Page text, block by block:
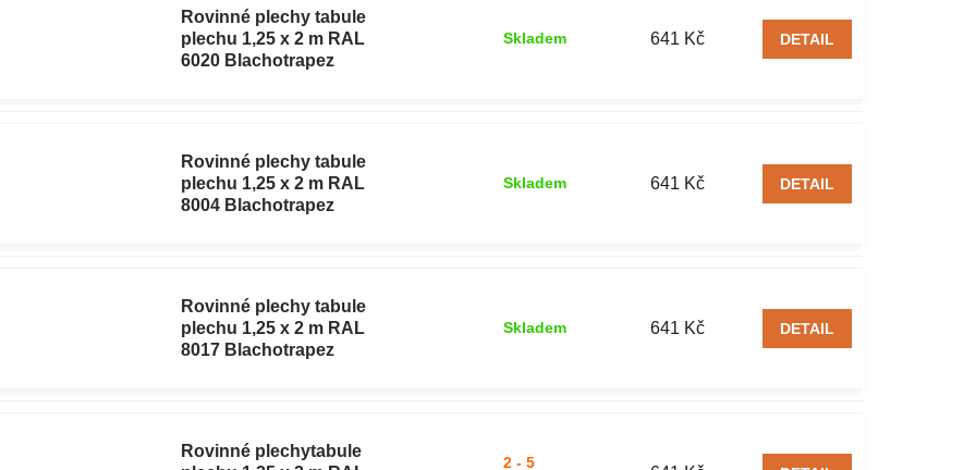
Rovinné plechy tabule
plechu 1,25 x 2 m RAL
6020 Blachotrapez
641 Kč
Skladem DETAIL
Rovinné plechy tabule
plechu 1,25 x 2 m RAL
8004 Blachotrapez
641 Kč
Skladem DETAIL
Rovinné plechy tabule
plechu 1,25 x 2 m RAL
8017 Blachotrapez
641 Kč
Skladem DETAIL
Rovinné plechytabule
2 - 5